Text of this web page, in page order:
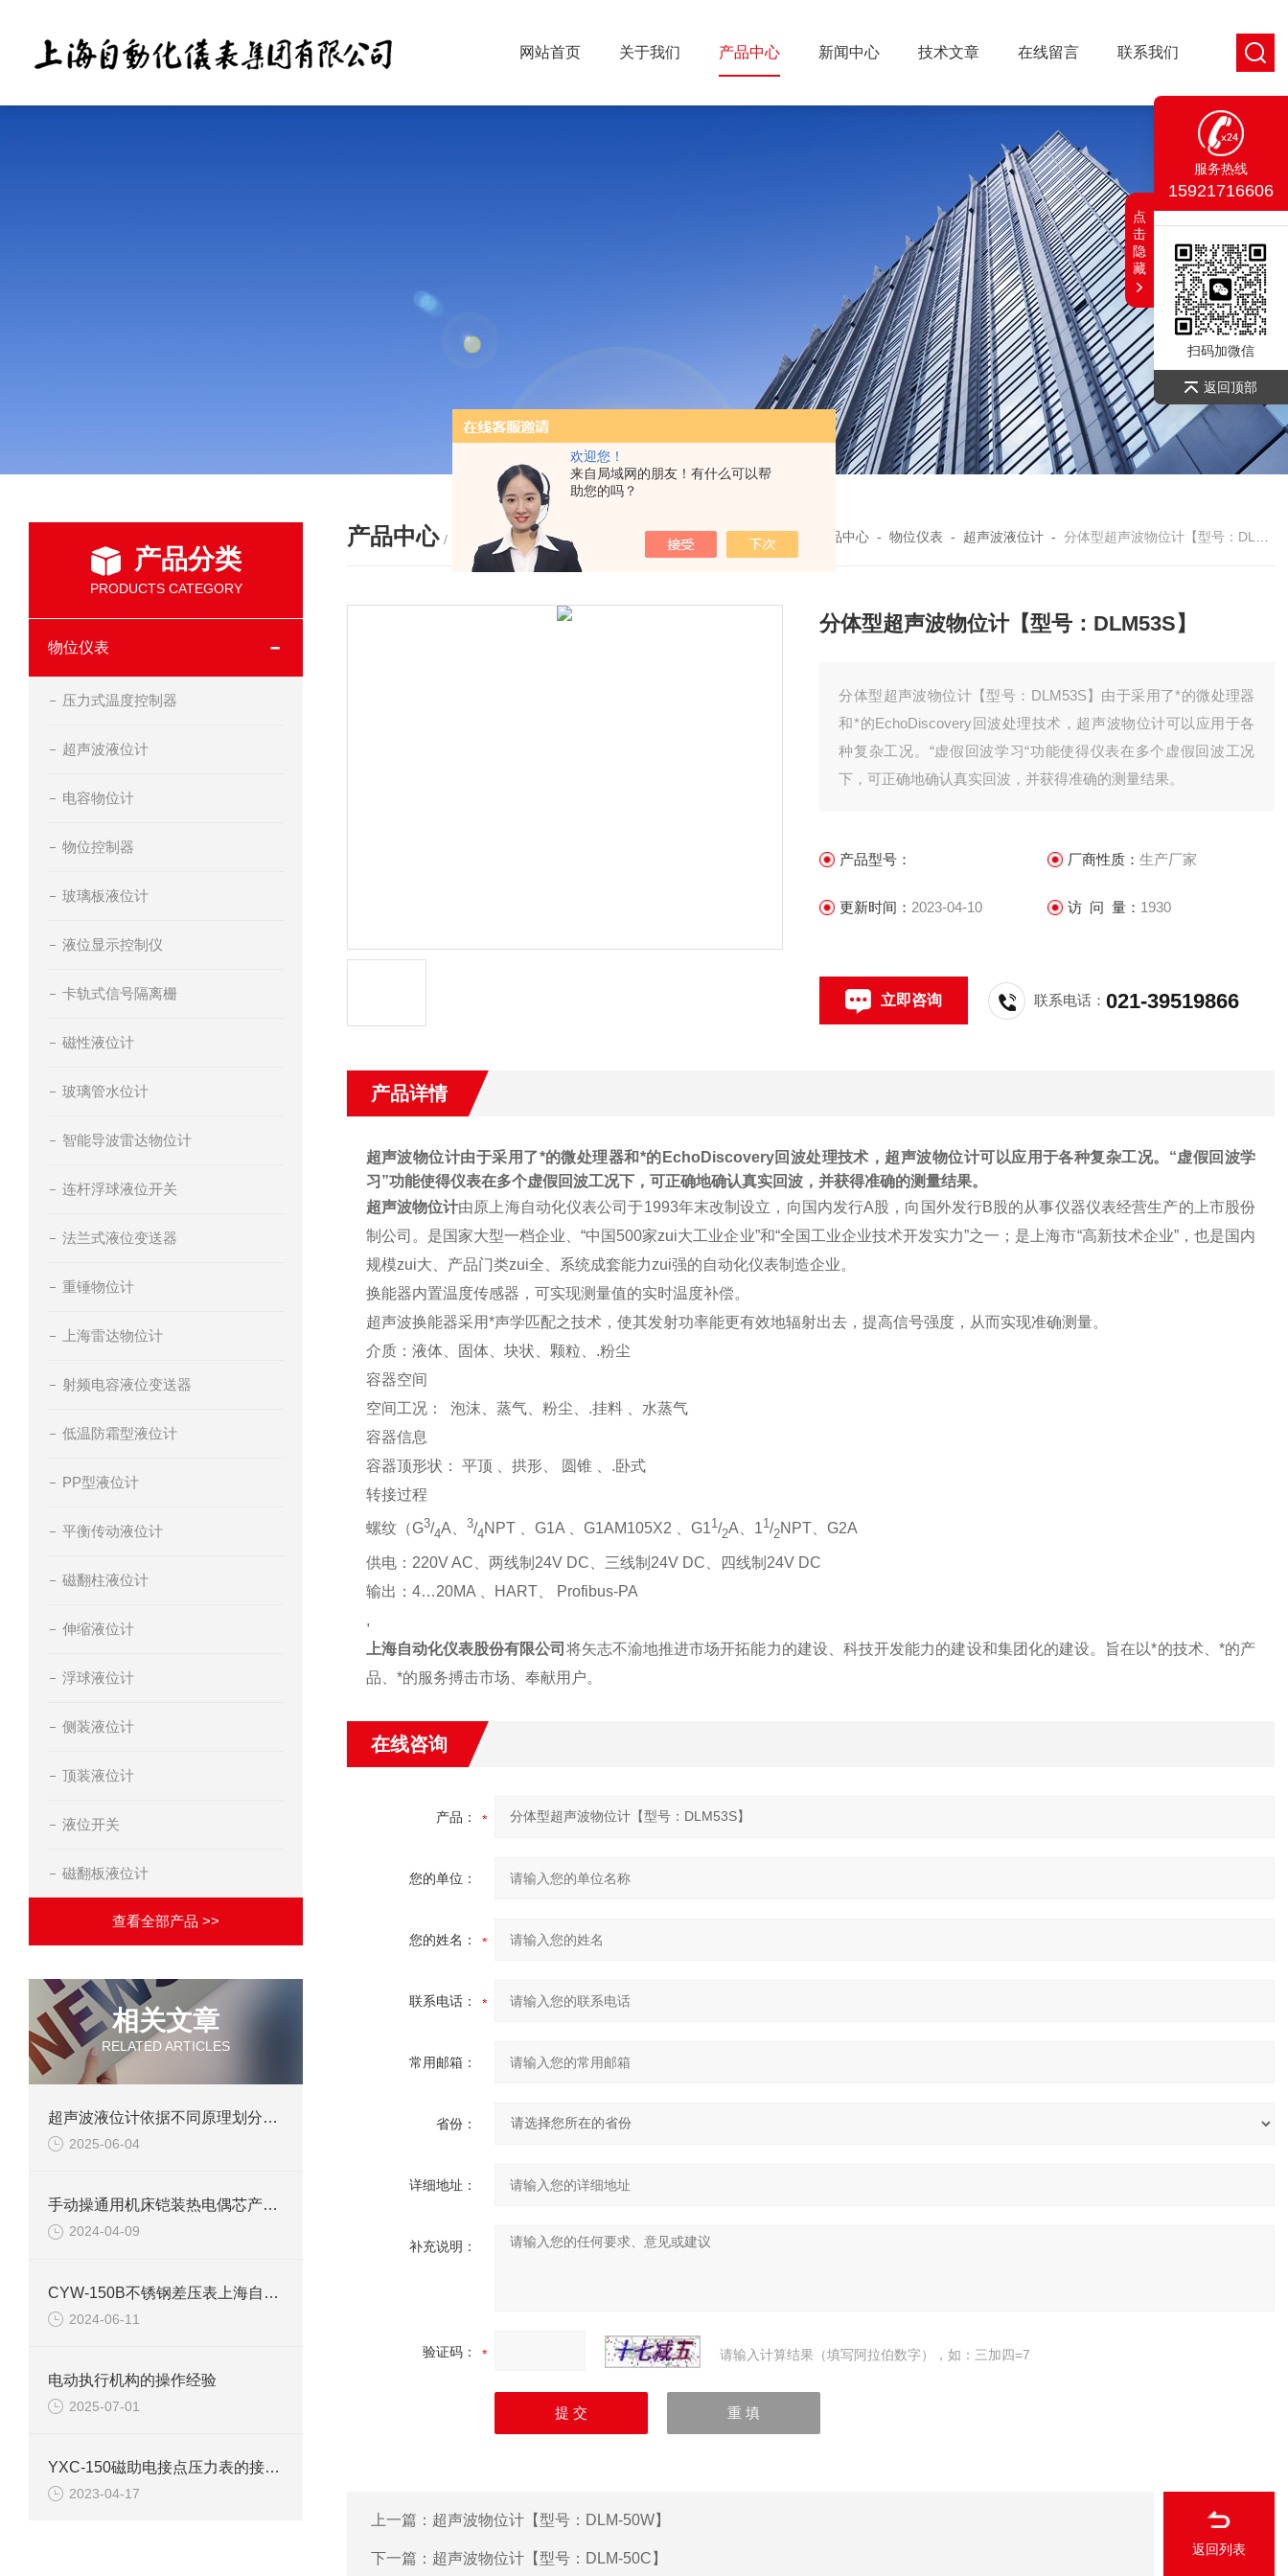
欢迎您！
来自局域网的朋友！有什么可以帮
助您的吗？
网站首页 关于我们 产品中心 新闻中心 技术文章 在线留言 联系我们
产品分类
PRODUCTS CATEGORY
物位仪表
压力式温度控制器
超声波液位计
电容物位计
物位控制器
玻璃板液位计
液位显示控制仪
卡轨式信号隔离栅
磁性液位计
玻璃管水位计
智能导波雷达物位计
连杆浮球液位开关
法兰式液位变送器
重锤物位计
上海雷达物位计
射频电容液位变送器
低温防霜型液位计
PP型液位计
平衡传动液位计
磁翻柱液位计
伸缩液位计
浮球液位计
侧装液位计
顶装液位计
液位开关
磁翻板液位计
查看全部产品 >>
相关文章
RELATED ARTICLES
超声波液位计依据不同原理划分可以分为几种
2025-06-04
手动操通用机床铠装热电偶芯产品介绍
2024-04-09
CYW-150B不锈钢差压表上海自动化仪表四厂白云牌技术参数介绍
2024-06-11
电动执行机构的操作经验
2025-07-01
YXC-150磁助电接点压力表的接线图和原理结构
2023-04-17
产品中心 / PRODUCTS 您的位置：首页 - 产品中心 -物位仪表 - 超声波液位计 -分体型超声波物位计【型号：DLM53S】
分体型超声波物位计【型号：DLM53S】
分体型超声波物位计【型号：DLM53S】由于采用了*的微处理器
和*的EchoDiscovery回波处理技术，超声波物位计可以应用于各
种复杂工况。“虚假回波学习“功能使得仪表在多个虚假回波工况
下，可正确地确认真实回波，并获得准确的测量结果。
产品型号： 厂商性质： 生产厂家
更新时间： 2023-04-10 访 问 量： 1930
立即咨询 联系电话：021-39519866
产品详情
超声波物位计由于采用了*的微处理器和*的EchoDiscovery回波处理技术，超声波物位计可以应用于各种复杂工况。“虚假回波学
习”功能使得仪表在多个虚假回波工况下，可正确地确认真实回波，并获得准确的测量结果。
超声波物位计由原上海自动化仪表公司于1993年末改制设立，向国内发行A股，向国外发行B股的从事仪器仪表经营生产的上市股份
制公司。是国家大型一档企业、“中国500家zui大工业企业”和“全国工业企业技术开发实力”之一；是上海市“高新技术企业”，也是国内
规模zui大、产品门类zui全、系统成套能力zui强的自动化仪表制造企业。
换能器内置温度传感器，可实现测量值的实时温度补偿。
超声波换能器采用*声学匹配之技术，使其发射功率能更有效地辐射出去，提高信号强度，从而实现准确测量。
介质：液体、固体、块状、颗粒、.粉尘
容器空间
空间工况： 泡沫、蒸气、粉尘、.挂料 、水蒸气
容器信息
容器顶形状： 平顶 、拱形、 圆锥 、.卧式
转接过程
螺纹（G3/4A、 3/4NPT 、G1A 、G1AM105X2 、G11/2A、11/2NPT、G2A
供电：220V AC、两线制24V DC、三线制24V DC、四线制24V DC
输出：4…20MA 、HART、 Profibus-PA
,
上海自动化仪表股份有限公司 将矢志不渝地推进市场开拓能力的建设、科技开发能力的建设和集团化的建设。旨在以*的技术、*的产
品、*的服务搏击市场、奉献用户。
在线咨询
产品：
您的单位：
您的姓名：
联系电话：
常用邮箱：
省份：
详细地址：
补充说明：
验证码： 请输入计算结果（填写阿拉伯数字），如：三加四=7
上一篇： 超声波物位计【型号：DLM-50W】
下一篇： 超声波物位计【型号：DLM-50C】
返回列表
服务热线
15921716606
扫码加微信
返回顶部
点
击
隐
藏